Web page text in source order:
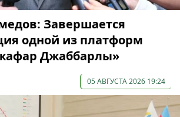
Завершается
одной из платформ
Джаббарлы»
05 АВГУСТА 2026 19:24